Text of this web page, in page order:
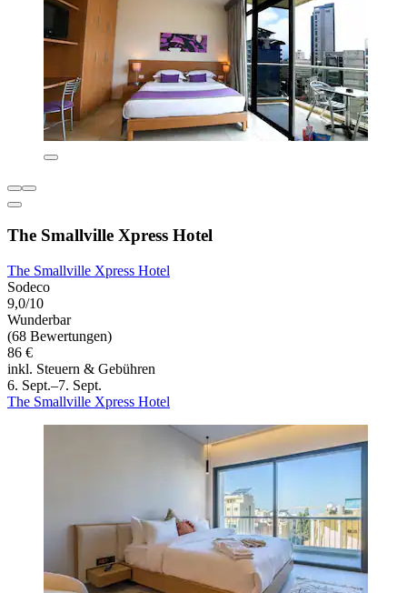
The Smallville Xpress Hotel
The Smallville Xpress Hotel
Sodeco
9,0/10
Wunderbar
(68 Bewertungen)
86 €
inkl. Steuern & Gebühren
6. Sept.–7. Sept.
The Smallville Xpress Hotel